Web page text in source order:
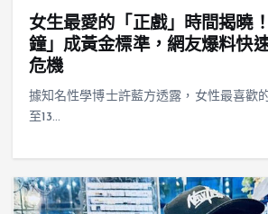
女生最愛的「正戲」時間揭曉
鐘」成黃金標準，網友爆料快
危機
據知名性學博士許藍方透露，女性最喜歡
至13…